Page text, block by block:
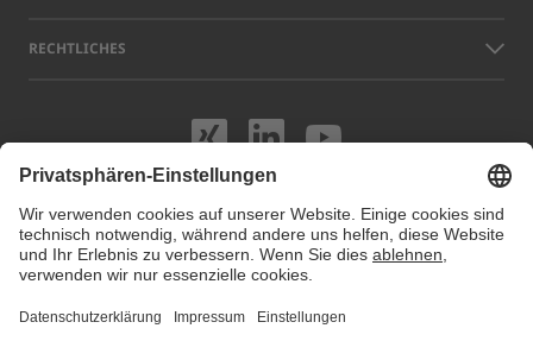
RECHTLICHES
Besuchen Sie
Besuchen Sie
Besuchen
Namen anderer Unternehmen und Produkte, die auf dieser Website
gezeigt werden, können Warenzeichen oder eingetragene Marken sein,
die nicht LAP, sondern den jeweiligen Eigentümern gehören. Unsere
Einstellungenverwalten oder deaktivieren. Für weitere Informationen